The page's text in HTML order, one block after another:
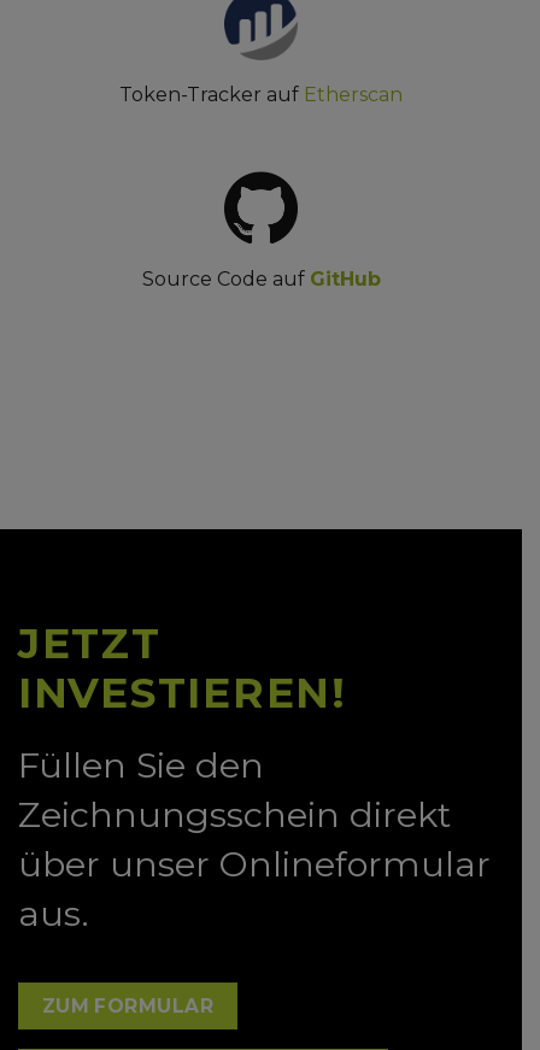
Token-Tracker auf Etherscan
Source Code auf GitHub
JETZT
INVESTIEREN!
Füllen Sie den
Zeichnungsschein direkt
über unser Onlineformular
aus.
ZUM FORMULAR